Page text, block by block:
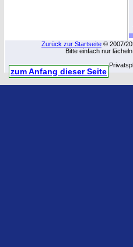
Zurück zur Startseite © 2007/
Bitte einfach nur
zum Anfang dieser Seite